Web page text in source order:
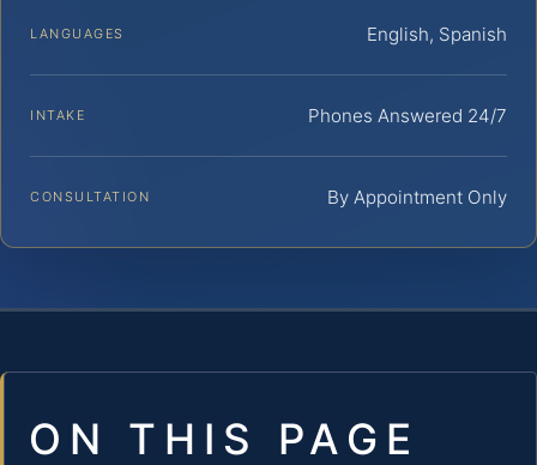
LANGUAGES English, Spanish
INTAKE Phones Answered 24/7
CONSULTATION By Appointment Only
ON THIS PAGE